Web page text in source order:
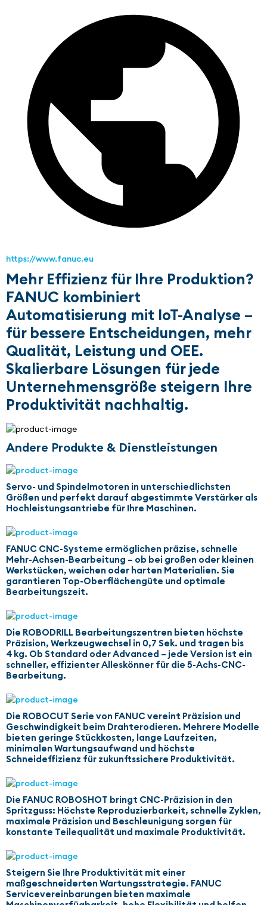
https://www.fanuc.eu
Mehr Effizienz für Ihre Produktion?
FANUC kombiniert
Automatisierung mit IoT-Analyse –
für bessere Entscheidungen, mehr
Qualität, Leistung und OEE.
Skalierbare Lösungen für jede
Unternehmensgröße steigern Ihre
Produktivität nachhaltig.
Andere Produkte & Dienstleistungen
Servo- und Spindelmotoren in unterschiedlichsten
Größen und perfekt darauf abgestimmte Verstärker als
Hochleistungsantriebe für Ihre Maschinen.
FANUC CNC-Systeme ermöglichen präzise, schnelle
Mehr-Achsen-Bearbeitung – ob bei großen oder kleinen
Werkstücken, weichen oder harten Materialien. Sie
garantieren Top-Oberflächengüte und optimale
Bearbeitungszeit.
Die ROBODRILL Bearbeitungszentren bieten höchste
Präzision, Werkzeugwechsel in 0,7 Sek. und tragen bis
4 kg. Ob Standard oder Advanced – jede Version ist ein
schneller, effizienter Alleskönner für die 5-Achs-CNC-
Bearbeitung.
Die ROBOCUT Serie von FANUC vereint Präzision und
Geschwindigkeit beim Drahterodieren. Mehrere Modelle
bieten geringe Stückkosten, lange Laufzeiten,
minimalen Wartungsaufwand und höchste
Schneideffizienz für zukunftssichere Produktivität.
Die FANUC ROBOSHOT bringt CNC-Präzision in den
Spritzguss: Höchste Reproduzierbarkeit, schnelle Zyklen,
maximale Präzision und Beschleunigung sorgen für
konstante Teilequalität und maximale Produktivität.
Steigern Sie Ihre Produktivität mit einer
maßgeschneiderten Wartungsstrategie. FANUC
Servicevereinbarungen bieten maximale